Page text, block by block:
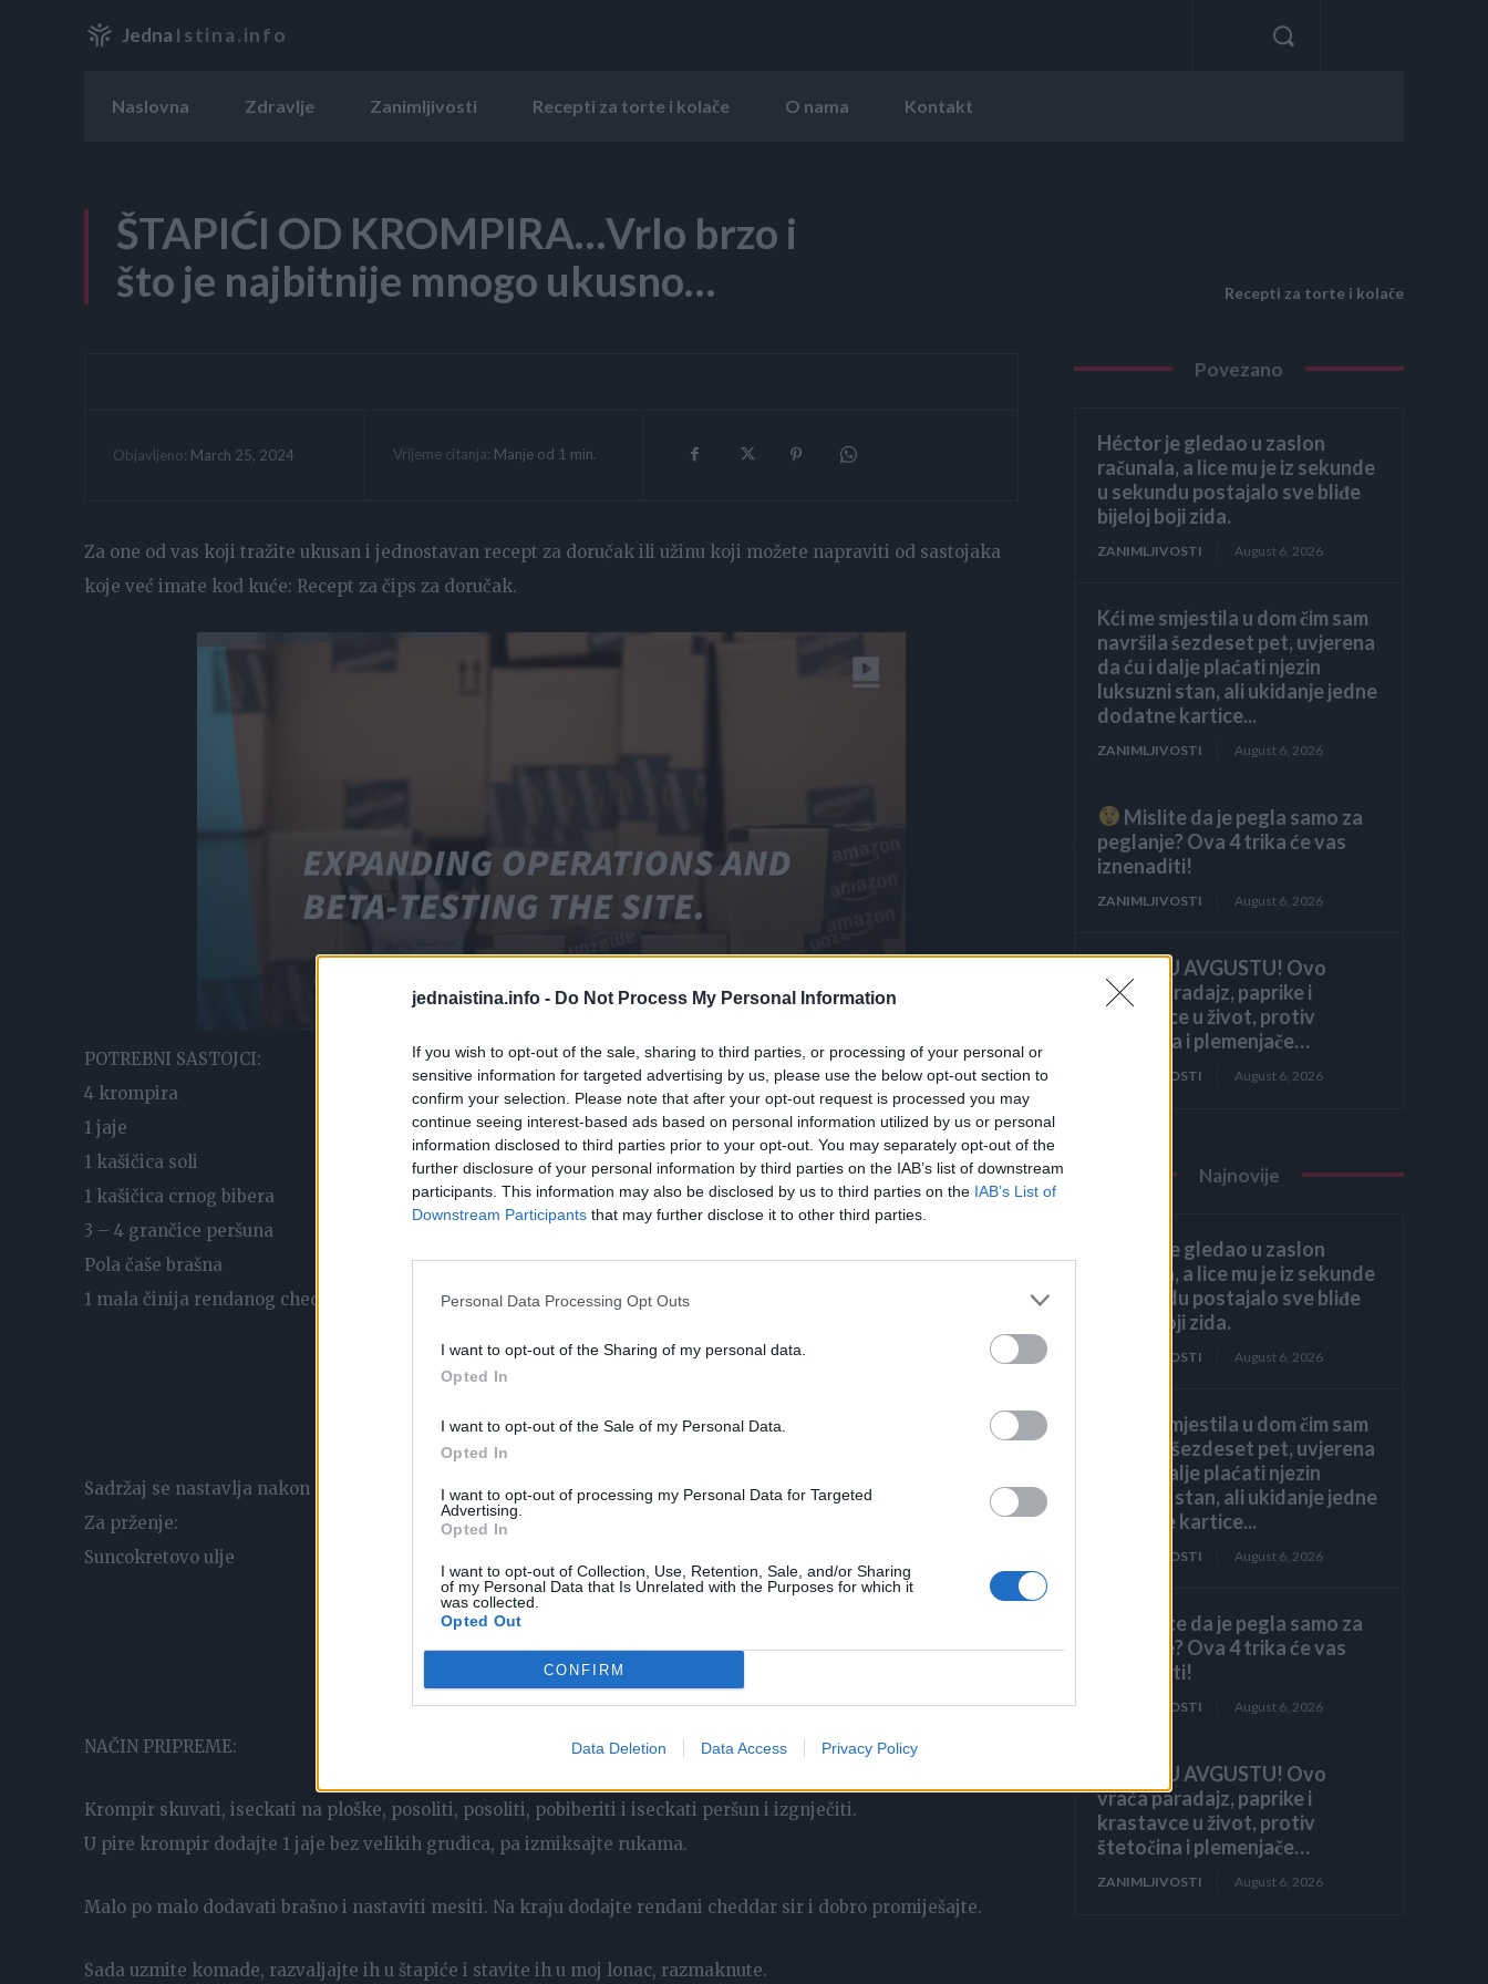
jednaistina.info - Do Not Process My Personal Information
If you wish to opt-out of the sale, sharing to third parties, or processing of your personal or
sensitive information for targeted advertising by us, please use the below opt-out section to
confirm your selection. Please note that after your opt-out request is processed you may
continue seeing interest-based ads based on personal information utilized by us or personal
information disclosed to third parties prior to your opt-out. You may separately opt-out of the
further disclosure of your personal information by third parties on the IAB’s list of downstream
participants. This information may also be disclosed by us to third parties on the IAB’s List of
Downstream Participants that may further disclose it to other third parties.
Personal Data Processing Opt Outs
I want to opt-out of the Sharing of my personal data.
Opted In
I want to opt-out of the Sale of my Personal Data.
Opted In
I want to opt-out of processing my Personal Data for Targeted
Advertising.
Opted In
I want to opt-out of Collection, Use, Retention, Sale, and/or Sharing
of my Personal Data that Is Unrelated with the Purposes for which it
was collected.
Opted Out
CONFIRM
Data Deletion Data Access Privacy Policy
Jedna Istina.info
Naslovna Zdravlje Zanimljivosti Recepti za torte i kolače O nama Kontakt
ŠTAPIĆI OD KROMPIRA…Vrlo brzo i
što je najbitnije mnogo ukusno…
Recepti za torte i kolače
Objavljeno: March 25, 2024 Vrijeme citanja: Manje od 1 min.
Za one od vas koji tražite ukusan i jednostavan recept za doručak ili užinu koji možete napraviti od sastojaka
koje već imate kod kuće: Recept za čips za doručak.
POTREBNI SASTOJCI:
4 krompira
1 jaje
1 kašičica soli
1 kašičica crnog bibera
3 – 4 grančice peršuna
Pola čaše brašna
1 mala činija rendanog cheddar sira
Sadržaj se nastavlja nakon oglasa
Za prženje:
Suncokretovo ulje
NAČIN PRIPREME:
Krompir skuvati, iseckati na ploške, posoliti, posoliti, pobiberiti i iseckati peršun i izgnječiti.
U pire krompir dodajte 1 jaje bez velikih grudica, pa izmiksajte rukama.
Malo po malo dodavati brašno i nastaviti mesiti. Na kraju dodajte rendani cheddar sir i dobro promiješajte.
Sada uzmite komade, razvaljajte ih u štapiće i stavite ih u moj lonac, razmaknute.
Povezano
Héctor je gledao u zaslon
računala, a lice mu je iz sekunde
u sekundu postajalo sve bliđe
bijeloj boji zida.
ZANIMLJIVOSTI August 6, 2026
Kći me smjestila u dom čim sam
navršila šezdeset pet, uvjerena
da ću i dalje plaćati njezin
luksuzni stan, ali ukidanje jedne
dodatne kartice...
ZANIMLJIVOSTI August 6, 2026
Mislite da je pegla samo za
peglanje? Ova 4 trika će vas
iznenaditi!
ZANIMLJIVOSTI August 6, 2026
HITNO U AVGUSTU! Ovo
vraća paradajz, paprike i
krastavce u život, protiv
štetočina i plemenjače…
ZANIMLJIVOSTI August 6, 2026
Najnovije
Héctor je gledao u zaslon
računala, a lice mu je iz sekunde
u sekundu postajalo sve bliđe
bijeloj boji zida.
ZANIMLJIVOSTI August 6, 2026
Kći me smjestila u dom čim sam
navršila šezdeset pet, uvjerena
da ću i dalje plaćati njezin
luksuzni stan, ali ukidanje jedne
dodatne kartice...
ZANIMLJIVOSTI August 6, 2026
Mislite da je pegla samo za
peglanje? Ova 4 trika će vas
iznenaditi!
ZANIMLJIVOSTI August 6, 2026
HITNO U AVGUSTU! Ovo
vraća paradajz, paprike i
krastavce u život, protiv
štetočina i plemenjače…
ZANIMLJIVOSTI August 6, 2026